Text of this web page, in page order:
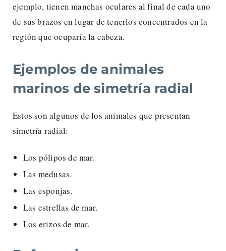
ejemplo, tienen manchas oculares al final de cada uno
de sus brazos en lugar de tenerlos concentrados en la
región que ocuparía la cabeza.
Ejemplos de animales
marinos de simetría radial
Estos son algunos de los animales que presentan
simetría radial:
Los pólipos de mar.
Las medusas.
Las esponjas.
Las estrellas de mar.
Los erizos de mar.